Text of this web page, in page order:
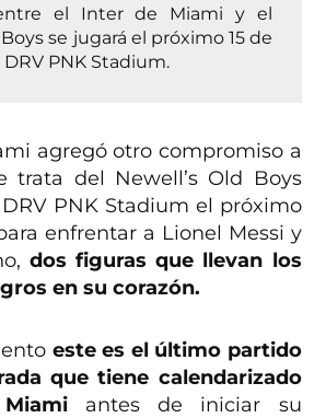
el Inter de Miami y el
se jugará el próximo 15 de
PNK Stadium.
agregó otro compromiso a
trata del Newell’s Old Boys
PNK Stadium el próximo
enfrentar a Lionel Messi y
dos figuras que llevan los
en su corazón.
este es el último partido
que tiene calendarizado
antes de iniciar su